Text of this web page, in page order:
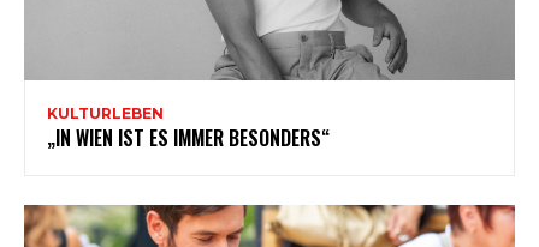
KULTURLEBEN
„IN WIEN IST ES IMMER BESONDERS“